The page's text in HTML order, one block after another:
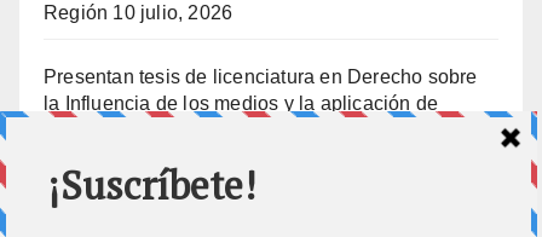
Región 10 julio, 2026
Presentan tesis de licenciatura en Derecho sobre
la Influencia de los medios y la aplicación de